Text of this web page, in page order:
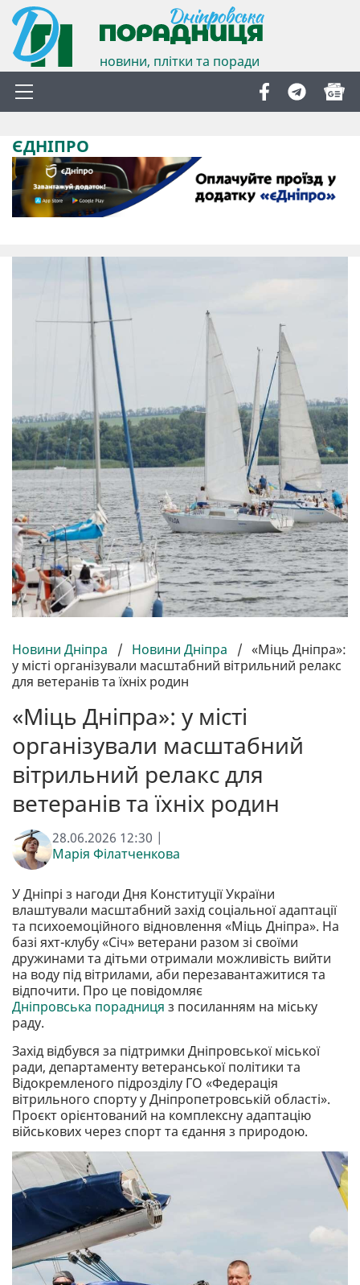
новини, плітки та поради
ЄДНІПРО
Новини Дніпра / Новини Дніпра / «Міць Дніпра»:
у місті організували масштабний вітрильний релакс
для ветеранів та їхніх родин
«Міць Дніпра»: у місті
організували масштабний
вітрильний релакс для
ветеранів та їхніх родин
28.06.2026 12:30 |
Марія Філатченкова
У Дніпрі з нагоди Дня Конституції України
влаштували масштабний захід соціальної адаптації
та психоемоційного відновлення «Міць Дніпра». На
базі яхт-клубу «Січ» ветерани разом зі своїми
дружинами та дітьми отримали можливість вийти
на воду під вітрилами, аби перезавантажитися та
відпочити. Про це повідомляє
Дніпровська порадниця з посиланням на міську
раду.
Захід відбувся за підтримки Дніпровської міської
ради, департаменту ветеранської політики та
Відокремленого підрозділу ГО «Федерація
вітрильного спорту у Дніпропетровській області».
Проєкт орієнтований на комплексну адаптацію
військових через спорт та єдання з природою.